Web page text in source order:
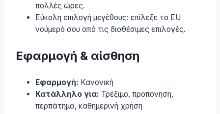
πολλές ώρες.
Εύκολη επιλογή μεγέθους: επίλεξε το EU
νούμερό σου από τις διαθέσιμες επιλογές.
Εφαρμογή & αίσθηση
Εφαρμογή: Κανονική
Κατάλληλο για: Τρέξιμο, προπόνηση,
περπάτημα, καθημερινή χρήση